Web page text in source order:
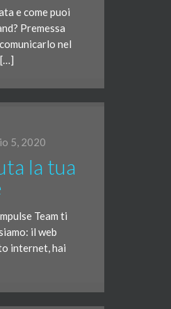
e come puoi
Premessa
nel
5, 2020
la tua
Team ti
il web
internet, hai